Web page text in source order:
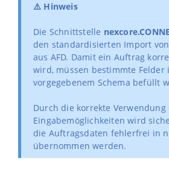
⚠️ Hinweis
Die Schnittstelle
den standardisierten Import
aus AFD. Damit ein Auftrag
wird, müssen bestimmte Felder
vorgegebenem Schema befüllt
Durch die korrekte Verwendung
Eingabemöglichkeiten wird
die Auftragsdaten fehlerfrei in
übernommen werden.